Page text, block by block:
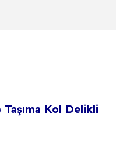
Kol Delikli